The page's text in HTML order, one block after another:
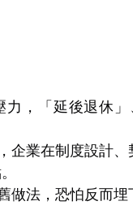
力，「延後退休
企業在制度設計
做法，恐怕反而